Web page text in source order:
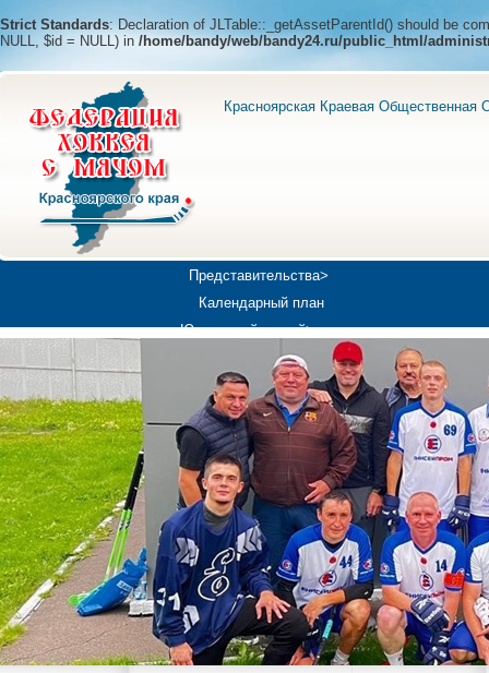
Strict Standards: Declaration of JLTable::_getAssetParentId() should be
NULL, $id = NULL) in /home/bandy/web/bandy24.ru/public_html/
Красноярская Краевая Общественная
Представительства>
Календарный план
Юношеский хоккей>
Медиа>